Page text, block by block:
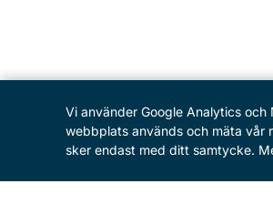
MENY
Vi använder Google Analytics
webbplats används och mäta vår
sker endast med ditt samtycke.